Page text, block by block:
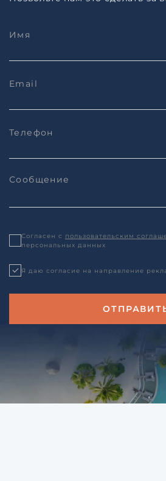
Согласен с пользовательским
персональных данных
Я даю согласие на направление